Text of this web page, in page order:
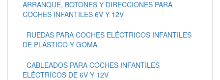
ARRANQUE, BOTONES Y DIRECCIONES PARA
COCHES INFANTILES 6V Y 12V
RUEDAS PARA COCHES ELÉCTRICOS INFANTILES
DE PLÁSTICO Y GOMA
CABLEADOS PARA COCHES INFANTILES
ELÉCTRICOS DE 6V Y 12V